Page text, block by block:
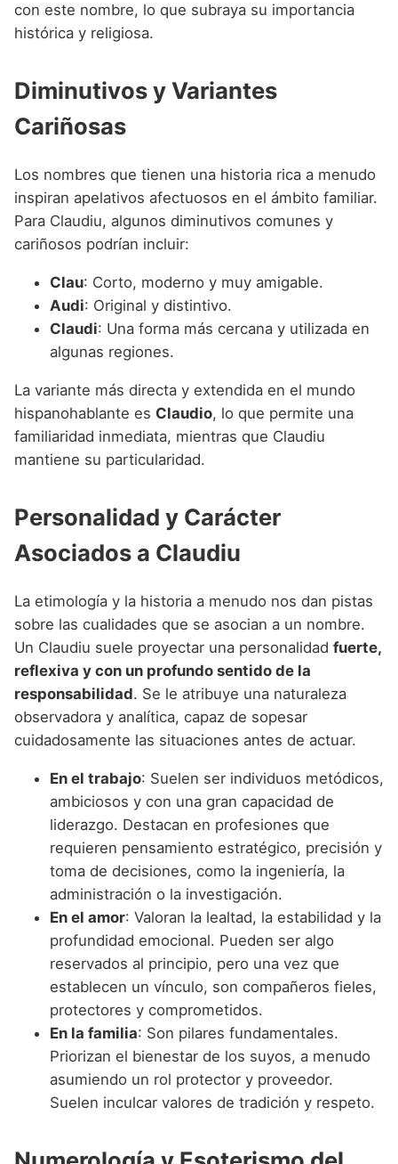
con este nombre, lo que subraya su importancia
histórica y religiosa.
Diminutivos y Variantes
Cariñosas
Los nombres que tienen una historia rica a menudo
inspiran apelativos afectuosos en el ámbito familiar.
Para Claudiu, algunos diminutivos comunes y
cariñosos podrían incluir:
Clau: Corto, moderno y muy amigable.
Audi: Original y distintivo.
Claudi: Una forma más cercana y utilizada en
algunas regiones.
La variante más directa y extendida en el mundo
hispanohablante es Claudio, lo que permite una
familiaridad inmediata, mientras que Claudiu
mantiene su particularidad.
Personalidad y Carácter
Asociados a Claudiu
La etimología y la historia a menudo nos dan pistas
sobre las cualidades que se asocian a un nombre.
Un Claudiu suele proyectar una personalidad fuerte,
reflexiva y con un profundo sentido de la
responsabilidad. Se le atribuye una naturaleza
observadora y analítica, capaz de sopesar
cuidadosamente las situaciones antes de actuar.
En el trabajo: Suelen ser individuos metódicos,
ambiciosos y con una gran capacidad de
liderazgo. Destacan en profesiones que
requieren pensamiento estratégico, precisión y
toma de decisiones, como la ingeniería, la
administración o la investigación.
En el amor: Valoran la lealtad, la estabilidad y la
profundidad emocional. Pueden ser algo
reservados al principio, pero una vez que
establecen un vínculo, son compañeros fieles,
protectores y comprometidos.
En la familia: Son pilares fundamentales.
Priorizan el bienestar de los suyos, a menudo
asumiendo un rol protector y proveedor.
Suelen inculcar valores de tradición y respeto.